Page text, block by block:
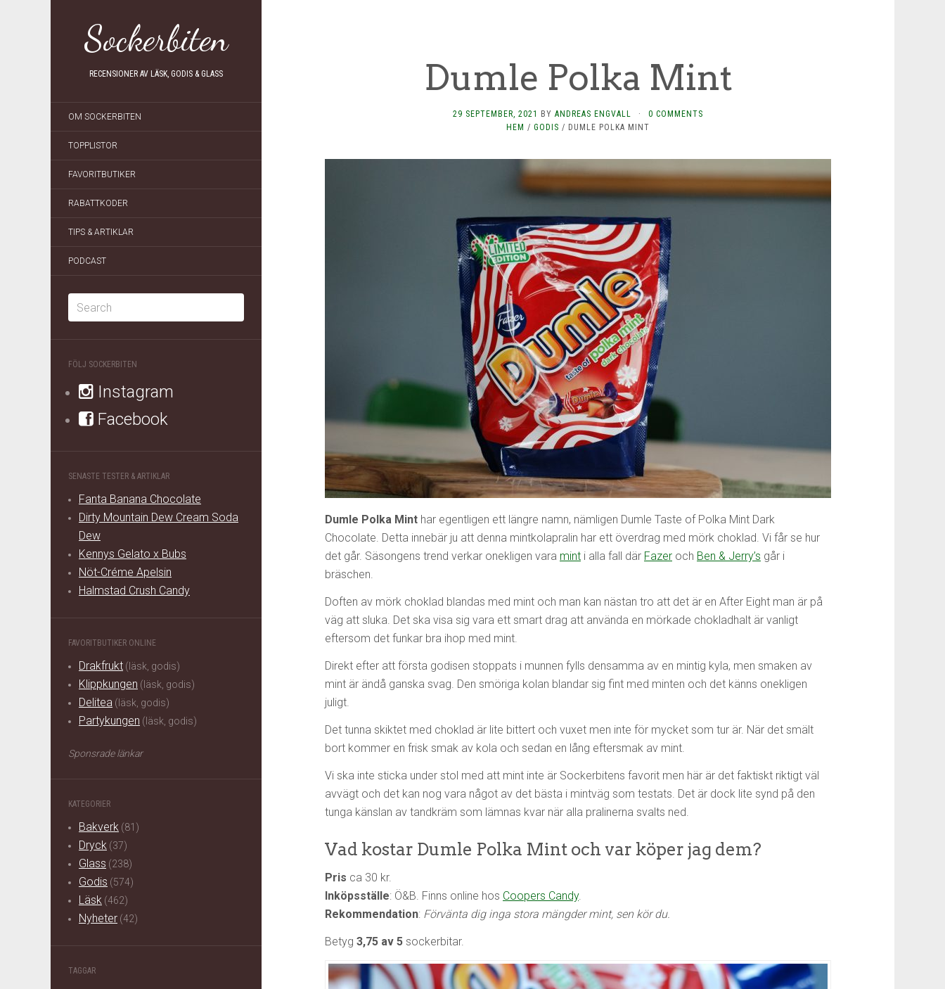
Sockerbiten
RECENSIONER AV LÄSK, GODIS & GLASS
OM SOCKERBITEN
TOPPLISTOR
FAVORITBUTIKER
RABATTKODER
TIPS & ARTIKLAR
PODCAST
FÖLJ SOCKERBITEN
Instagram
Facebook
SENASTE TESTER & ARTIKLAR
Fanta Banana Chocolate
Dirty Mountain Dew Cream Soda
Dew
Kennys Gelato x Bubs
Nöt-Créme Apelsin
Halmstad Crush Candy
FAVORITBUTIKER ONLINE
Drakfrukt (läsk, godis)
Klippkungen (läsk, godis)
Delitea (läsk, godis)
Partykungen (läsk, godis)
Sponsrade länkar
KATEGORIER
Bakverk (81)
Dryck (37)
Glass (238)
Godis (574)
Läsk (462)
Nyheter (42)
TAGGAR
Dumle Polka Mint
29 SEPTEMBER, 2021 BY ANDREAS ENGVALL ·
0 COMMENTS
HEM / GODIS / DUMLE POLKA MINT
Dumle Polka Mint har egentligen ett längre namn, nämligen Dumle Taste of Polka Mint Dark
Chocolate. Detta innebär ju att denna mintkolapralin har ett överdrag med mörk choklad. Vi får se hur
det går. Säsongens trend verkar onekligen vara mint i alla fall där Fazer och Ben & Jerry’s går i
bräschen.
Doften av mörk choklad blandas med mint och man kan nästan tro att det är en After Eight man är på
väg att sluka. Det ska visa sig vara ett smart drag att använda en mörkade chokladhalt är vanligt
eftersom det funkar bra ihop med mint.
Direkt efter att första godisen stoppats i munnen fylls densamma av en mintig kyla, men smaken av
mint är ändå ganska svag. Den smöriga kolan blandar sig fint med minten och det känns onekligen
juligt.
Det tunna skiktet med choklad är lite bittert och vuxet men inte för mycket som tur är. När det smält
bort kommer en frisk smak av kola och sedan en lång eftersmak av mint.
Vi ska inte sticka under stol med att mint inte är Sockerbitens favorit men här är det faktiskt riktigt väl
avvägt och det kan nog vara något av det bästa i mintväg som testats. Det är dock lite synd på den
tunga känslan av tandkräm som lämnas kvar när alla pralinerna svalts ned.
Vad kostar Dumle Polka Mint och var köper jag dem?
Pris ca 30 kr.
Inköpsställe: Ö&B. Finns online hos Coopers Candy.
Rekommendation: Förvänta dig inga stora mängder mint, sen kör du.
Betyg 3,75 av 5 sockerbitar.